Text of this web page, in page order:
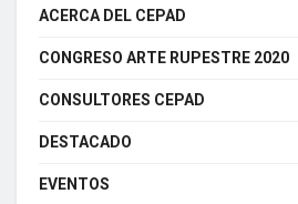
ACERCA DEL CEPAD
CONGRESO ARTE RUPESTRE 2020
CONSULTORES CEPAD
DESTACADO
EVENTOS